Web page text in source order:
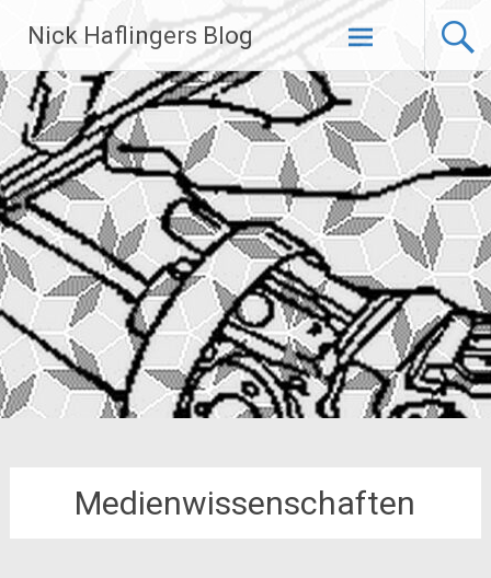
Inhalt
springen
Nick Haflingers Blog
Medienwissenschaften